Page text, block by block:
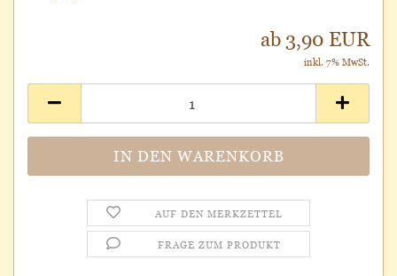
ab 3,90 EUR
inkl. 7% MwSt.
AUF DEN MERKZETTEL
FRAGE ZUM PRODUKT